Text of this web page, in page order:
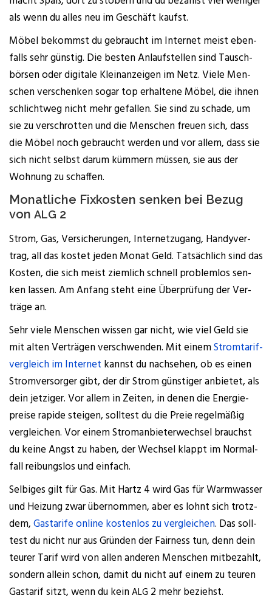
als wenn du alles neu im Geschäft kaufst.
Möbel bekommst du gebraucht im Inter­net meist eben­
falls sehr güns­tig. Die bes­ten Anlauf­stel­len sind Tausch­
bör­sen oder digi­ta­le Klein­an­zei­gen im Netz. Vie­le Men­
schen ver­schen­ken sogar top erhal­te­ne Möbel, die ihnen
schlicht­weg nicht mehr gefal­len. Sie sind zu scha­de, um
sie zu ver­schrot­ten und die Men­schen freu­en sich, dass
die Möbel noch gebraucht wer­den und vor allem, dass sie
sich nicht selbst dar­um küm­mern müs­sen, sie aus der
Woh­nung zu schaffen.
Monat­li­che Fix­kos­ten sen­ken bei Bezug
von ALG 2
Strom, Gas, Ver­si­che­run­gen, Inter­net­zu­gang, Han­dy­ver­
trag, all das kos­tet jeden Monat Geld. Tat­säch­lich sind das
Kos­ten, die sich meist ziem­lich schnell pro­blem­los sen­
ken las­sen. Am Anfang steht eine Über­prü­fung der Ver­
trä­ge an.
Sehr vie­le Men­schen wis­sen gar nicht, wie viel Geld sie
mit alten Ver­trä­gen ver­schwen­den. Mit einemStrom­ta­rif­
ver­gleich im Inter­net kannst du nach­se­hen, ob es einen
Strom­ver­sor­ger gibt, der dir Strom güns­ti­ger anbie­tet, als
dein jet­zi­ger. Vor allem in Zei­ten, in denen die Ener­gie­
prei­se rapi­de stei­gen, soll­test du die Preie regel­mä­ßig
ver­glei­chen. Vor einem Strom­an­bie­ter­wech­sel brauchst
du kei­ne Angst zu haben, der Wech­sel klappt im Nor­mal­
fall rei­bungs­los und einfach.
Sel­bi­ges gilt für Gas. Mit Hartz 4 wird Gas für Warm­was­ser
und Hei­zung zwar über­nom­men, aber es lohnt sich trotz­
dem,Gas­ta­ri­fe online kos­ten­los zu ver­glei­chen. Das soll­
test du nicht nur aus Grün­den der Fair­ness tun, denn dein
teu­rer Tarif wird von allen ande­ren Men­schen mit­be­zahlt,
son­dern allein schon, damit du nicht auf einem zu teu­ren
Gas­ta­rif sitzt, wenn du keinALG 2 mehr beziehst.